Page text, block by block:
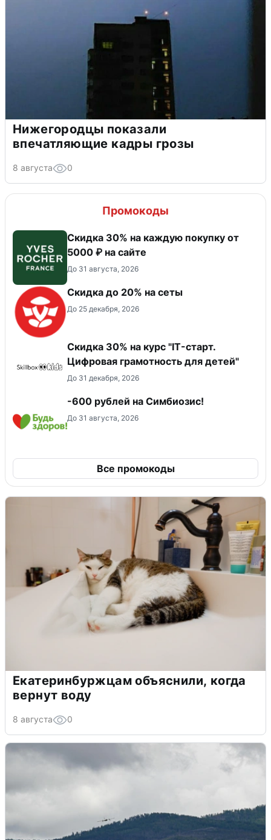
Нижегородцы показали
впечатляющие кадры грозы
8 августа 0
Промокоды
Скидка 30% на каждую покупку от
5000 ₽ на сайте
До 31 августа, 2026
Скидка до 20% на сеты
До 25 декабря, 2026
Скидка 30% на курс "IT-старт.
Цифровая грамотность для детей"
До 31 декабря, 2026
-600 рублей на Симбиозис!
До 31 августа, 2026
Все промокоды
Екатеринбуржцам объяснили, когда
вернут воду
8 августа 0